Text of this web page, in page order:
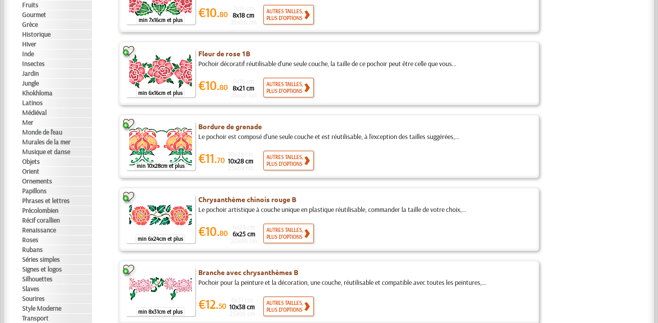
Fruits
Gourmet
Grèce
Historique
Hiver
Inde
Insectes
Jardin
Jungle
Khokhloma
Latinos
Médiéval
Mer
Monde de l'eau
Murales de la mer
Musique et danse
Objets
Orient
Ornements
Papillons
Phrases et lettres
Précolombien
Récif corallien
Renaissance
Roses
Rubans
Séries simples
Signes et logos
Silhouettes
Slaves
Sourires
Style Moderne
Transport
min 7x16cm et plus €10.80 8x18 cm
AUTRES TAILLES,
PLUS D'OPTIONS
min 6x16cm et plus
Fleur de rose 1B
Pochoir décoratif réutilisable d'une seule couche, la taille de ce pochoir peut être celle que vous...
€10.80 8x21 cm
AUTRES TAILLES,
PLUS D'OPTIONS
min 10x28cm et plus
Bordure de grenade
Le pochoir est composé d'une seule couche et est réutilisable, à l'exception des tailles suggérées,...
€11.70 10x28 cm
AUTRES TAILLES,
PLUS D'OPTIONS
min 6x24cm et plus
Chrysanthème chinois rouge B
Le pochoir artistique à couche unique en plastique réutilisable, commander la taille de votre choix,...
€10.80 6x25 cm
AUTRES TAILLES,
PLUS D'OPTIONS
min 8x31cm et plus
Branche avec chrysanthèmes B
Pochoir pour la peinture et la décoration, une couche, réutilisable et compatible avec toutes les peintures,...
€12.50 10x38 cm
AUTRES TAILLES,
PLUS D'OPTIONS